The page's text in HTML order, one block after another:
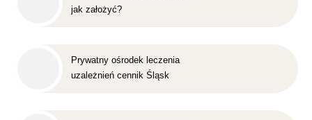
jak założyć?
Prywatny ośrodek leczenia
uzależnień cennik Śląsk